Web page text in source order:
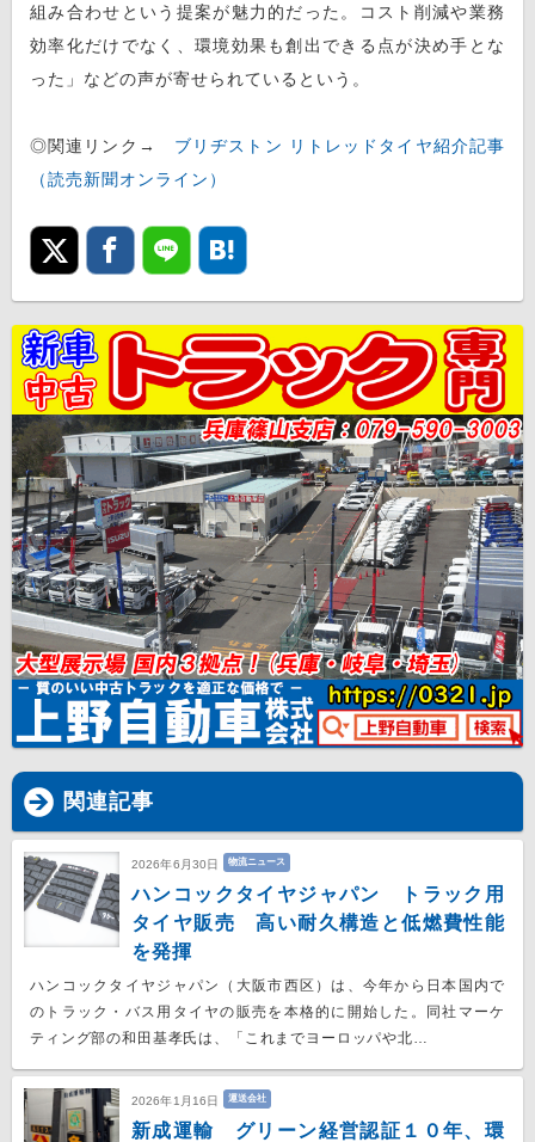
組み合わせという提案が魅力的だった。コスト削減や業務
効率化だけでなく、環境効果も創出できる点が決め手とな
った」などの声が寄せられているという。
◎関連リンク→ ブリヂストン リトレッドタイヤ紹介記事
（読売新聞オンライン）
関連記事
2026年6月30日 物流ニュース
ハンコックタイヤジャパン トラック用
タイヤ販売 高い耐久構造と低燃費性能
を発揮
ハンコックタイヤジャパン（大阪市西区）は、今年から日本国内で
のトラック・バス用タイヤの販売を本格的に開始した。同社マーケ
ティング部の和田基孝氏は、「これまでヨーロッパや北…
2026年1月16日 運送会社
新成運輸 グリーン経営認証１０年、環